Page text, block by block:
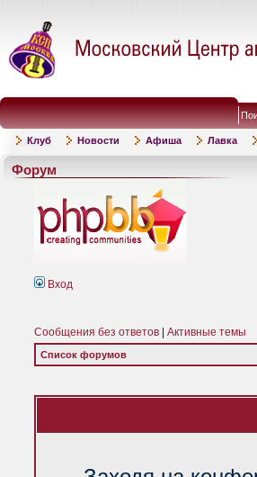
Клуб Новости Афиша Лавка
Форум
Вход
Сообщения без ответов Активные темы
Список форумов